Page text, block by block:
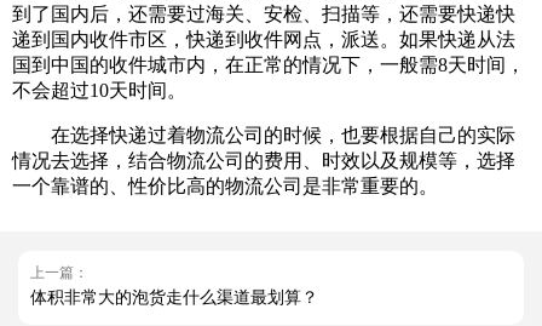
到了国内后，还需要过海关、安检、扫描等，还需要快递快
递到国内收件市区，快递到收件网点，派送。如果快递从法
国到中国的收件城市内，在正常的情况下，一般需8天时间，
不会超过10天时间。
在选择快递过着物流公司的时候，也要根据自己的实际
情况去选择，结合物流公司的费用、时效以及规模等，选择
一个靠谱的、性价比高的物流公司是非常重要的。
上一篇：
体积非常大的泡货走什么渠道最划算？